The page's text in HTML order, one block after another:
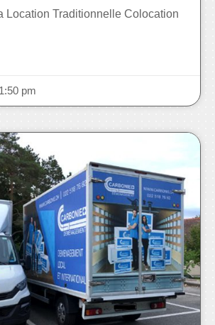
Location Traditionnelle Colocation
1:50 pm